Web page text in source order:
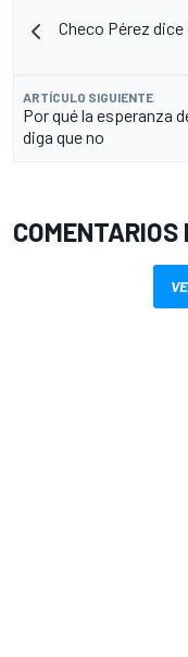
Checo Pérez
ARTÍCULO SIGUIENTE
Por qué la esperanza
diga que no